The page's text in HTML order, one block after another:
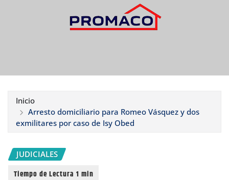
Inicio
Arresto domiciliario para Romeo Vásquez y dos
exmilitares por caso de Isy Obed
JUDICIALES